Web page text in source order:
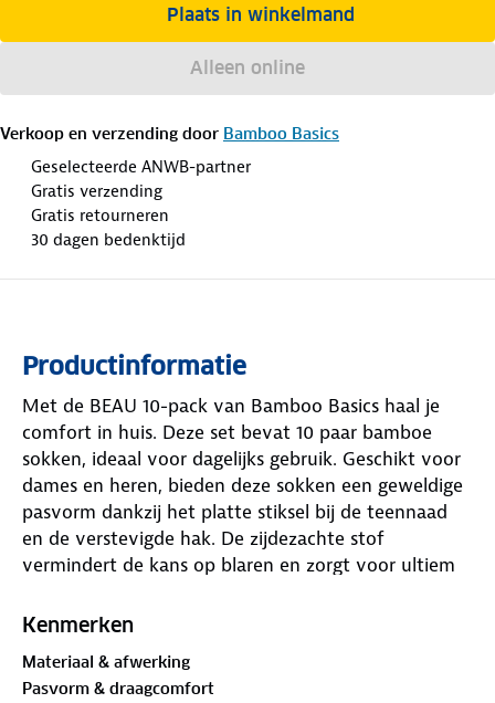
Plaats in winkelmand
Alleen online
Verkoop en verzending door Bamboo Basics
Geselecteerde ANWB-partner
Gratis verzending
Gratis retourneren
30 dagen bedenktijd
Productinformatie
Met de BEAU 10-pack van Bamboo Basics haal je
comfort in huis. Deze set bevat 10 paar bamboe
sokken, ideaal voor dagelijks gebruik. Geschikt voor
dames en heren, bieden deze sokken een geweldige
pasvorm dankzij het platte stiksel bij de teennaad
en de verstevigde hak. De zijdezachte stof
vermindert de kans op blaren en zorgt voor ultiem
eigenschappen van bamboe blijven je voeten de
hele dag fris en droog. Een handig detail: de sokken
Kenmerken
Materiaal & afwerking
Pasvorm & draagcomfort